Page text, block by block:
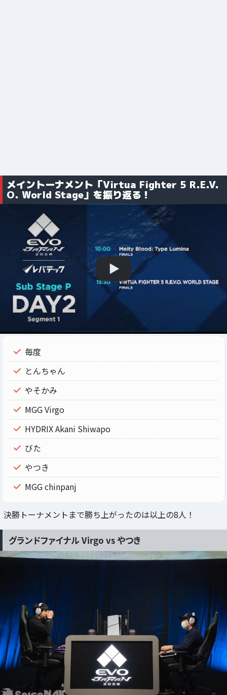
メイントーナメント「Virtua Fighter 5 R.E.V.
O. World Stage」を振り返る！
毎度
とんちゃん
やそかみ
MGG Virgo
HYDRIX Akani Shiwapo
びた
やつき
MGG chinpanj
決勝トーナメントまで勝ち上がったのは以上の8人！
グランドファイナル Virgo vs やつき